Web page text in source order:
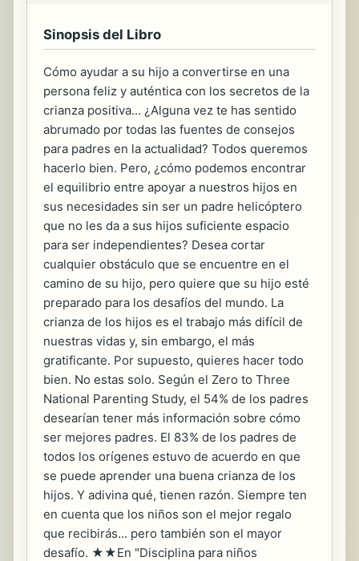
Sinopsis del Libro
Cómo ayudar a su hijo a convertirse en una
persona feliz y auténtica con los secretos de la
crianza positiva... ¿Alguna vez te has sentido
abrumado por todas las fuentes de consejos
para padres en la actualidad? Todos queremos
hacerlo bien. Pero, ¿cómo podemos encontrar
el equilibrio entre apoyar a nuestros hijos en
sus necesidades sin ser un padre helicóptero
que no les da a sus hijos suficiente espacio
para ser independientes? Desea cortar
cualquier obstáculo que se encuentre en el
camino de su hijo, pero quiere que su hijo esté
preparado para los desafíos del mundo. La
crianza de los hijos es el trabajo más difícil de
nuestras vidas y, sin embargo, el más
gratificante. Por supuesto, quieres hacer todo
bien. No estas solo. Según el Zero to Three
National Parenting Study, el 54% de los padres
desearían tener más información sobre cómo
ser mejores padres. El 83% de los padres de
todos los orígenes estuvo de acuerdo en que
se puede aprender una buena crianza de los
hijos. Y adivina qué, tienen razón. Siempre ten
en cuenta que los niños son el mejor regalo
que recibirás... pero también son el mayor
desafío. ★★En "Disciplina para niños